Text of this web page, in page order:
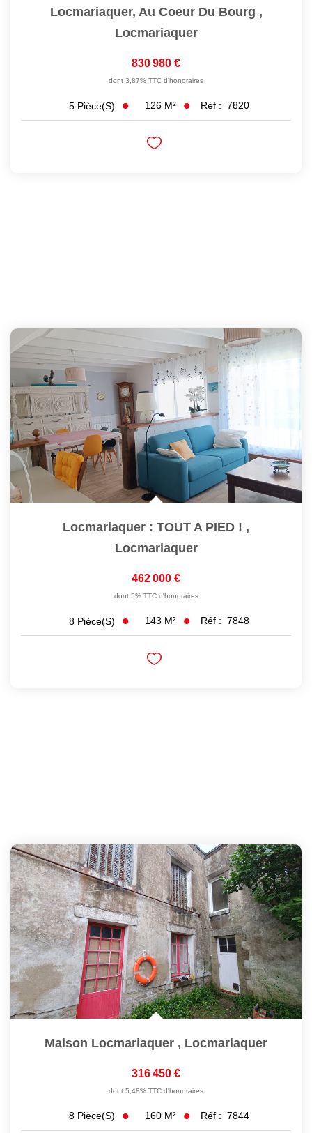
Locmariaquer, Au Coeur Du Bourg ,
Locmariaquer
830 980 €
dont 3,87% TTC d'honoraires
5 Pièce(s) 126 M² Réf : 7820
Locmariaquer : TOUT A PIED ! ,
Locmariaquer
462 000 €
dont 5% TTC d'honoraires
8 Pièce(s) 143 M² Réf : 7848
Maison Locmariaquer , Locmariaquer
316 450 €
dont 5,48% TTC d'honoraires
8 Pièce(s) 160 M² Réf : 7844